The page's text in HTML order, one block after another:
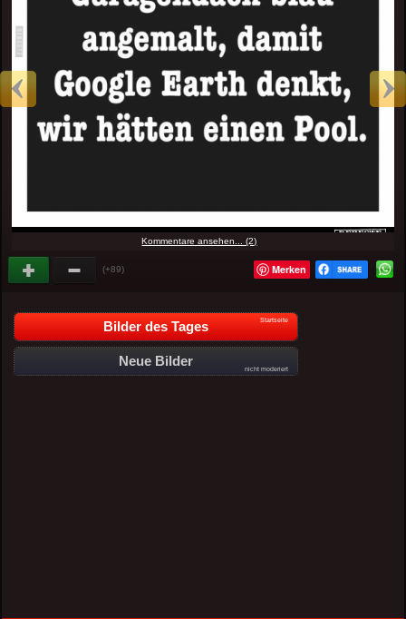
Kommentare ansehen... (2)
(+89) Merken
Bilder des Tages Startseite
Neue Bilder
nicht moderiert